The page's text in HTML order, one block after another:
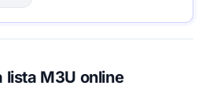
lista M3U online